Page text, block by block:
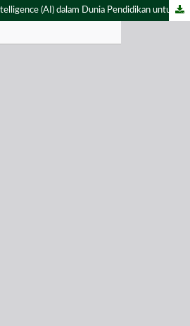
Pemanfaatan Artificial Intelligence (AI) dalam Dunia Pendidikan untuk Meningkatkan Kreativitas Guru SD Brainfor Islamic School